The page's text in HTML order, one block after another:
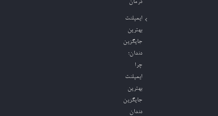
درمان
ایمپلنت
بهترین
جایگزین
دندان؛
چرا
ایمپلنت
بهترین
جایگزین
دندان